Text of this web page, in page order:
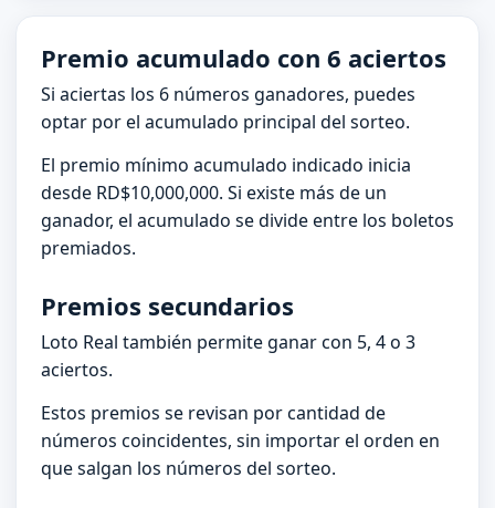
Premio acumulado con 6 aciertos
Si aciertas los 6 números ganadores, puedes
optar por el acumulado principal del sorteo.
El premio mínimo acumulado indicado inicia
desde RD$10,000,000. Si existe más de un
ganador, el acumulado se divide entre los boletos
premiados.
Premios secundarios
Loto Real también permite ganar con 5, 4 o 3
aciertos.
Estos premios se revisan por cantidad de
números coincidentes, sin importar el orden en
que salgan los números del sorteo.